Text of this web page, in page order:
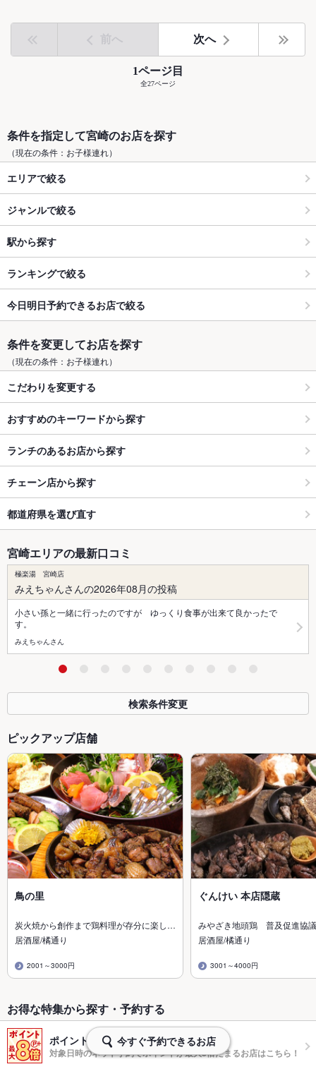
前へ 次へ
1ページ目
全27ページ
条件を指定して宮崎のお店を探す
（現在の条件：お子様連れ）
エリアで絞る
ジャンルで絞る
駅から探す
ランキングで絞る
今日明日予約できるお店で絞る
条件を変更してお店を探す
（現在の条件：お子様連れ）
こだわりを変更する
おすすめのキーワードから探す
ランチのあるお店から探す
チェーン店から探す
都道府県を選び直す
宮崎エリアの最新口コミ
極楽湯 宮崎店
みえちゃんさんの2026年08月の投稿
小さい孫と一緒に行ったのですが ゆっくり食事が出来て良かったで
す。
みえちゃんさん
検索条件変更
ピックアップ店舗
鳥の里
炭火焼から創作まで鶏料理が存分に楽し…
居酒屋/橘通り
2001～3000円
ぐんけい 本店隠蔵
みやざき地頭鶏 普及促進協
居酒屋/橘通り
3001～4000円
お得な特集から探す・予約する
ポイントプラスで最大8倍
対象日時のネット予約でポイントが最大8倍たまるお店はこちら！
今すぐ予約できるお店